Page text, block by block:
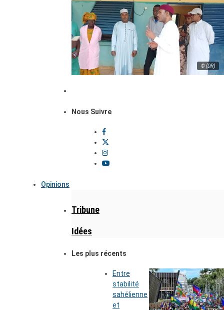
© (DR)
Nous Suivre
Opinions
Tribune
Idées
Les plus récents
Entre
stabilité
sahélienne
et